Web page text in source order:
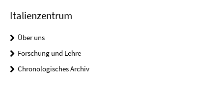
Italienzentrum
Über uns
Forschung und Lehre
Chronologisches Archiv